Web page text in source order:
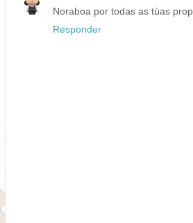
Noraboa por todas as túas
Responder